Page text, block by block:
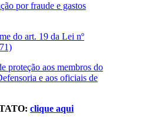
por fraude e gastos
do art. 19 da Lei nº
proteção aos membros do
e aos oficiais de
clique aqui